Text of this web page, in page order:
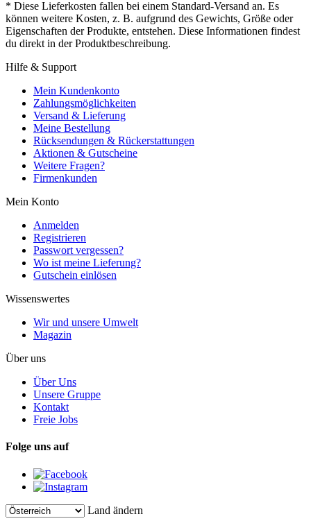
* Diese Lieferkosten fallen bei einem Standard-Versand an. Es
können weitere Kosten, z. B. aufgrund des Gewichts, Größe oder
Eigenschaften der Produkte, entstehen. Diese Informationen findest
du direkt in der Produktbeschreibung.
Hilfe & Support
Mein Kundenkonto
Zahlungsmöglichkeiten
Versand & Lieferung
Meine Bestellung
Rücksendungen & Rückerstattungen
Aktionen & Gutscheine
Weitere Fragen?
Firmenkunden
Mein Konto
Anmelden
Registrieren
Passwort vergessen?
Wo ist meine Lieferung?
Gutschein einlösen
Wissenswertes
Wir und unsere Umwelt
Magazin
Über uns
Über Uns
Unsere Gruppe
Kontakt
Freie Jobs
Folge uns auf
Land ändern